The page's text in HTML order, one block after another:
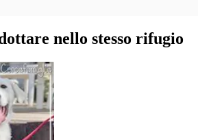
nello stesso rifugio